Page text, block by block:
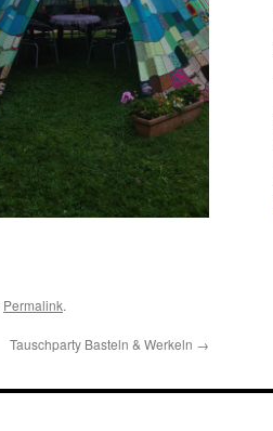
Permalink.
Tauschparty Basteln & Werkeln →